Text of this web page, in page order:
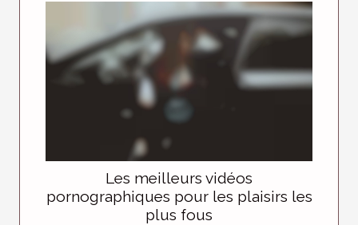
Les meilleurs vidéos
pornographiques pour les plaisirs les
plus fous